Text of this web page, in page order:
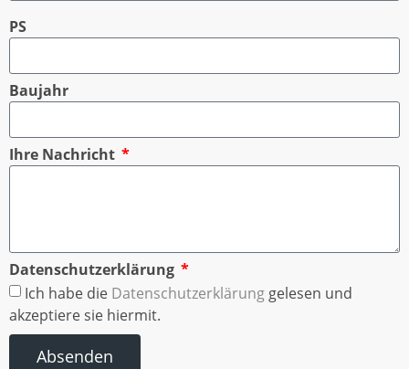
PS
Baujahr
Ihre Nachricht
Datenschutzerklärung
Ich habe die Datenschutzerklärung gelesen und
akzeptiere sie hiermit.
Absenden